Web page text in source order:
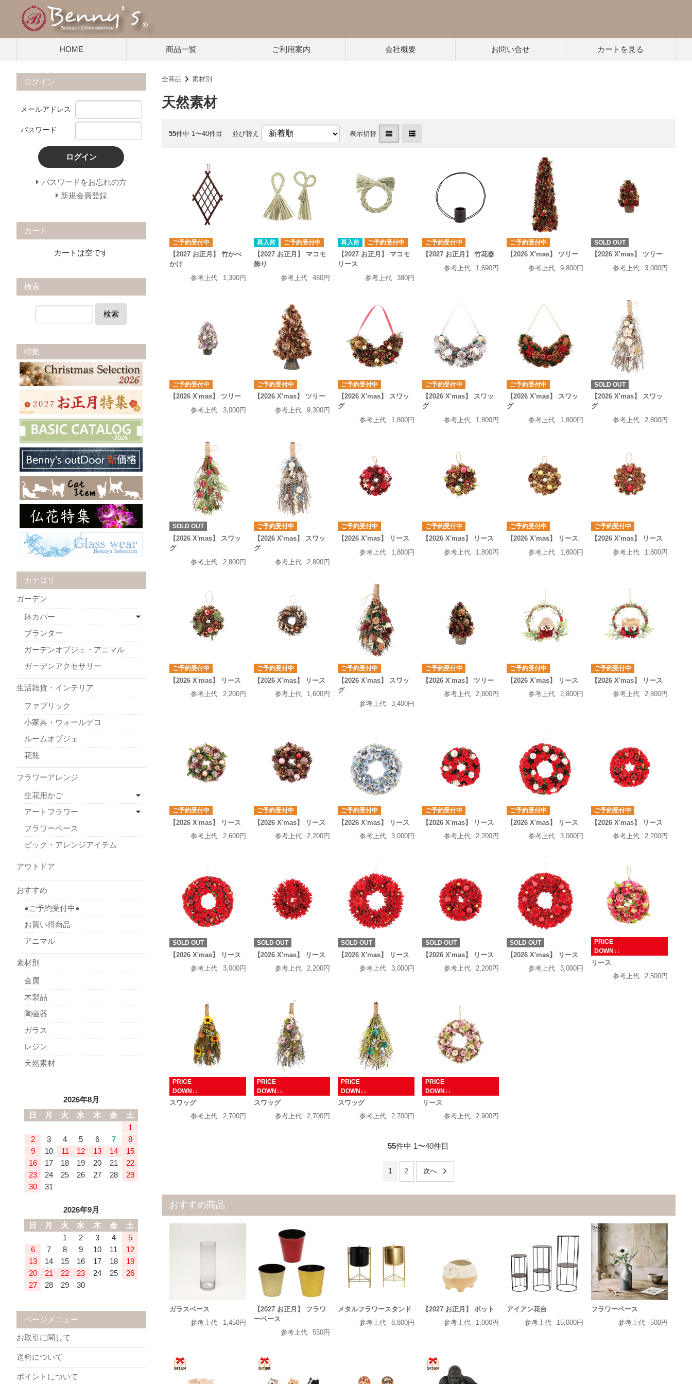
HOME 商品一覧 ご利用案内 会社概要 お問い合せ カートを見る
全商品 素材別
天然素材
55件中 1〜40件目 並び替え 表示切替
ご予約受付中
【2027 お正月】 竹かべ
かけ
参考上代
1,390円
再入荷 ご予約受付中
【2027 お正月】 マコモ
飾り
参考上代
480円
再入荷 ご予約受付中
【2027 お正月】 マコモ
リース
参考上代
380円
ご予約受付中
【2027 お正月】 竹花器
参考上代
1,690円
ご予約受付中
【2026 X'mas】 ツリー
参考上代
9,800円
SOLD OUT
【2026 X'mas】 ツリー
参考上代
3,000円
ご予約受付中
【2026 X'mas】 ツリー
参考上代
3,000円
ご予約受付中
【2026 X'mas】 ツリー
参考上代
9,300円
ご予約受付中
【2026 X'mas】 スワッ
グ
参考上代
1,800円
ご予約受付中
【2026 X'mas】 スワッ
グ
参考上代
1,800円
ご予約受付中
【2026 X'mas】 スワッ
グ
参考上代
1,800円
SOLD OUT
【2026 X'mas】 スワッ
グ
参考上代
2,800円
SOLD OUT
【2026 X'mas】 スワッ
グ
参考上代
2,800円
ご予約受付中
【2026 X'mas】 スワッ
グ
参考上代
2,800円
ご予約受付中
【2026 X'mas】 リース
参考上代
1,800円
ご予約受付中
【2026 X'mas】 リース
参考上代
1,800円
ご予約受付中
【2026 X'mas】 リース
参考上代
1,800円
ご予約受付中
【2026 X'mas】 リース
参考上代
1,800円
ご予約受付中
【2026 X'mas】 リース
参考上代
2,200円
ご予約受付中
【2026 X'mas】 リース
参考上代
1,600円
ご予約受付中
【2026 X'mas】 スワッ
グ
参考上代
3,400円
ご予約受付中
【2026 X'mas】 ツリー
参考上代
2,800円
ご予約受付中
【2026 X'mas】 リース
参考上代
2,800円
ご予約受付中
【2026 X'mas】 リース
参考上代
2,800円
ご予約受付中
【2026 X'mas】 リース
参考上代
2,600円
ご予約受付中
【2026 X'mas】 リース
参考上代
2,200円
ご予約受付中
【2026 X'mas】 リース
参考上代
3,000円
ご予約受付中
【2026 X'mas】 リース
参考上代
2,200円
ご予約受付中
【2026 X'mas】 リース
参考上代
3,000円
ご予約受付中
【2026 X'mas】 リース
参考上代
2,200円
SOLD OUT
【2026 X'mas】 リース
参考上代
3,000円
SOLD OUT
【2026 X'mas】 リース
参考上代
2,200円
SOLD OUT
【2026 X'mas】 リース
参考上代
3,000円
SOLD OUT
【2026 X'mas】 リース
参考上代
2,200円
SOLD OUT
【2026 X'mas】 リース
参考上代
3,000円
PRICE
DOWN↓↓
リース
参考上代
2,500円
PRICE
DOWN↓↓
スワッグ
参考上代
2,700円
PRICE
DOWN↓↓
スワッグ
参考上代
2,700円
PRICE
DOWN↓↓
スワッグ
参考上代
2,700円
PRICE
DOWN↓↓
リース
参考上代
2,900円
55件中 1〜40件目
1 2
おすすめ商品
ガラスベース
参考上代
1,450円
【2027 お正月】 フラワ
ーベース
参考上代
550円
メタルフラワースタンド
参考上代
8,800円
【2027 お正月】 ポット
参考上代
1,000円
アイアン花台
参考上代
15,000円
フラワーベース
参考上代
500円
ログイン
メールアドレス
パスワード
ログイン
パスワードをお忘れの方
新規会員登録
カート
カートは空です
検索
検索
特集
カテゴリ
ガーデン
鉢カバー
プランター
ガーデンオブジェ・アニマル
ガーデンアクセサリー
生活雑貨・インテリア
ファブリック
小家具・ウォールデコ
ルームオブジェ
花瓶
フラワーアレンジ
生花用かご
アートフラワー
フラワーベース
ピック・アレンジアイテム
アウトドア
おすすめ
●ご予約受付中●
お買い得商品
アニマル
素材別
金属
木製品
陶磁器
ガラス
レジン
天然素材
2026年8月
日
月 火 水 木 金
土
1
2
3 4 5 6 7
8
9
10 11 12 13 14
15
16
17 18 19 20 21
22
23
24 25 26 27 28
29
30
31
2026年9月
日
月 火 水 木 金
土
1
2 3 4
5
6
7 8 9 10 11
12
13
14 15 16 17 18
19
20
21 22 23 24 25
26
27
28 29 30
ページメニュー
お取引に関して
送料について
ポイントについて